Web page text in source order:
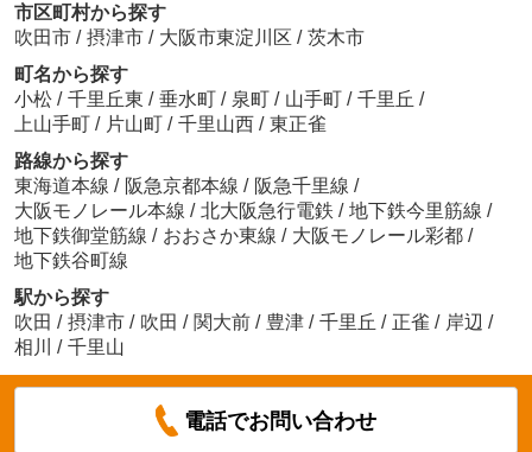
市区町村から探す
吹田市 / 摂津市 / 大阪市東淀川区 / 茨木市
町名から探す
小松 / 千里丘東 / 垂水町 / 泉町 / 山手町 / 千里丘 /
上山手町 / 片山町 / 千里山西 / 東正雀
路線から探す
東海道本線 / 阪急京都本線 / 阪急千里線 /
大阪モノレール本線 / 北大阪急行電鉄 / 地下鉄今里筋線 /
地下鉄御堂筋線 / おおさか東線 / 大阪モノレール彩都 /
地下鉄谷町線
駅から探す
吹田 / 摂津市 / 吹田 / 関大前 / 豊津 / 千里丘 / 正雀 / 岸辺 /
相川
/ 千里山
電話でお問い合わせ